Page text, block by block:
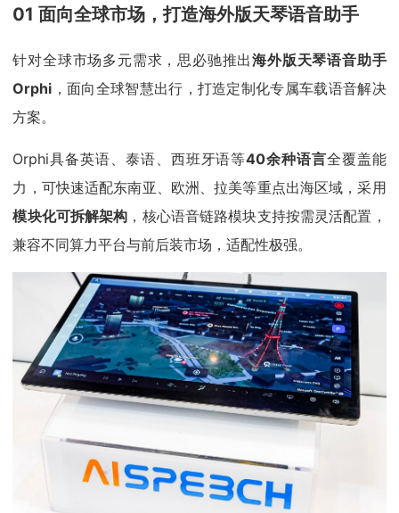
01 面向全球市场，打造海外版天琴语音助手
针对全球市场多元需求，思必驰推出海外版天琴语音助手
Orphi ，面向全球智慧出行，打造定制化专属车载语音解决
方案。
Orphi具备英语、泰语、西班牙语等40余种语言全覆盖能
力，可快速适配东南亚、欧洲、拉美等重点出海区域，采用
模块化可拆解架构 ，核心语音链路模块支持按需灵活配置，
兼容不同算力平台与前后装市场，适配性极强。